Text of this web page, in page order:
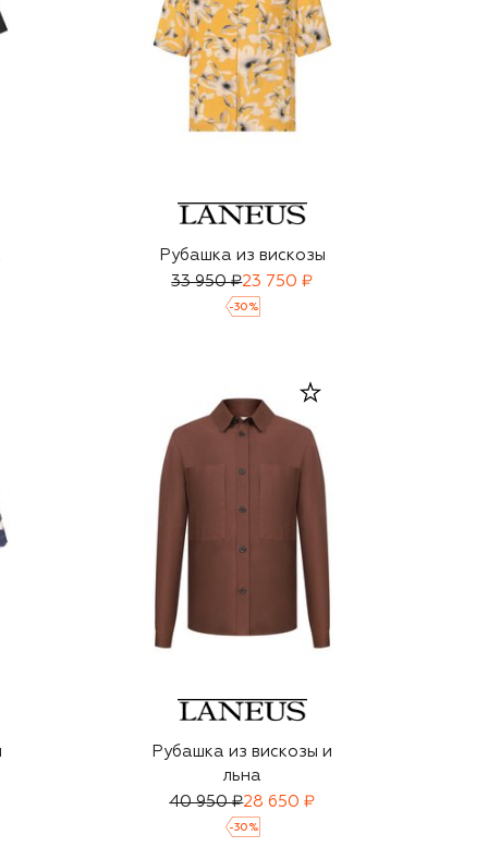
Рубашка из вискозы
33 950 ₽23 750 ₽
-30 %
Рубашка из вискозы и
льна
40 950 ₽28 650 ₽
-30 %